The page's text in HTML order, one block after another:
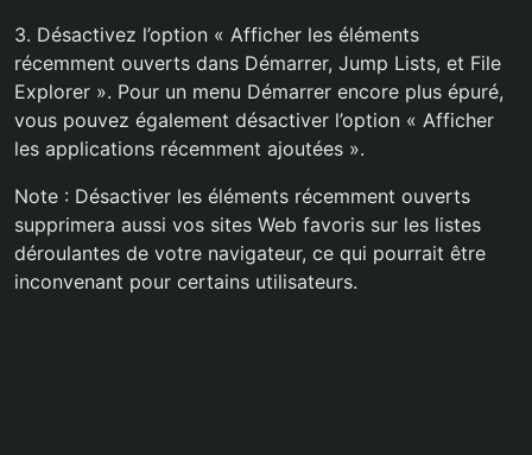
3. Désactivez l’option « Afficher les éléments
récemment ouverts dans Démarrer, Jump Lists, et File
Explorer ». Pour un menu Démarrer encore plus épuré,
vous pouvez également désactiver l’option « Afficher
les applications récemment ajoutées ».
Note : Désactiver les éléments récemment ouverts
supprimera aussi vos sites Web favoris sur les listes
déroulantes de votre navigateur, ce qui pourrait être
inconvenant pour certains utilisateurs.